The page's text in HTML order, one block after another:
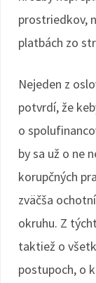
prostriedkov,
platbách zo
Nejeden z
potvrdí, že
o
by sa už o ne
korupčných
zväčša
okruhu. Z
taktiež o
postupoch, o